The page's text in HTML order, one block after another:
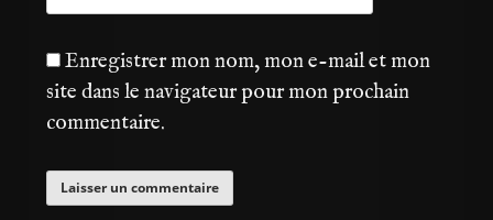
Enregistrer mon nom, mon e-mail et mon
site dans le navigateur pour mon prochain
commentaire.